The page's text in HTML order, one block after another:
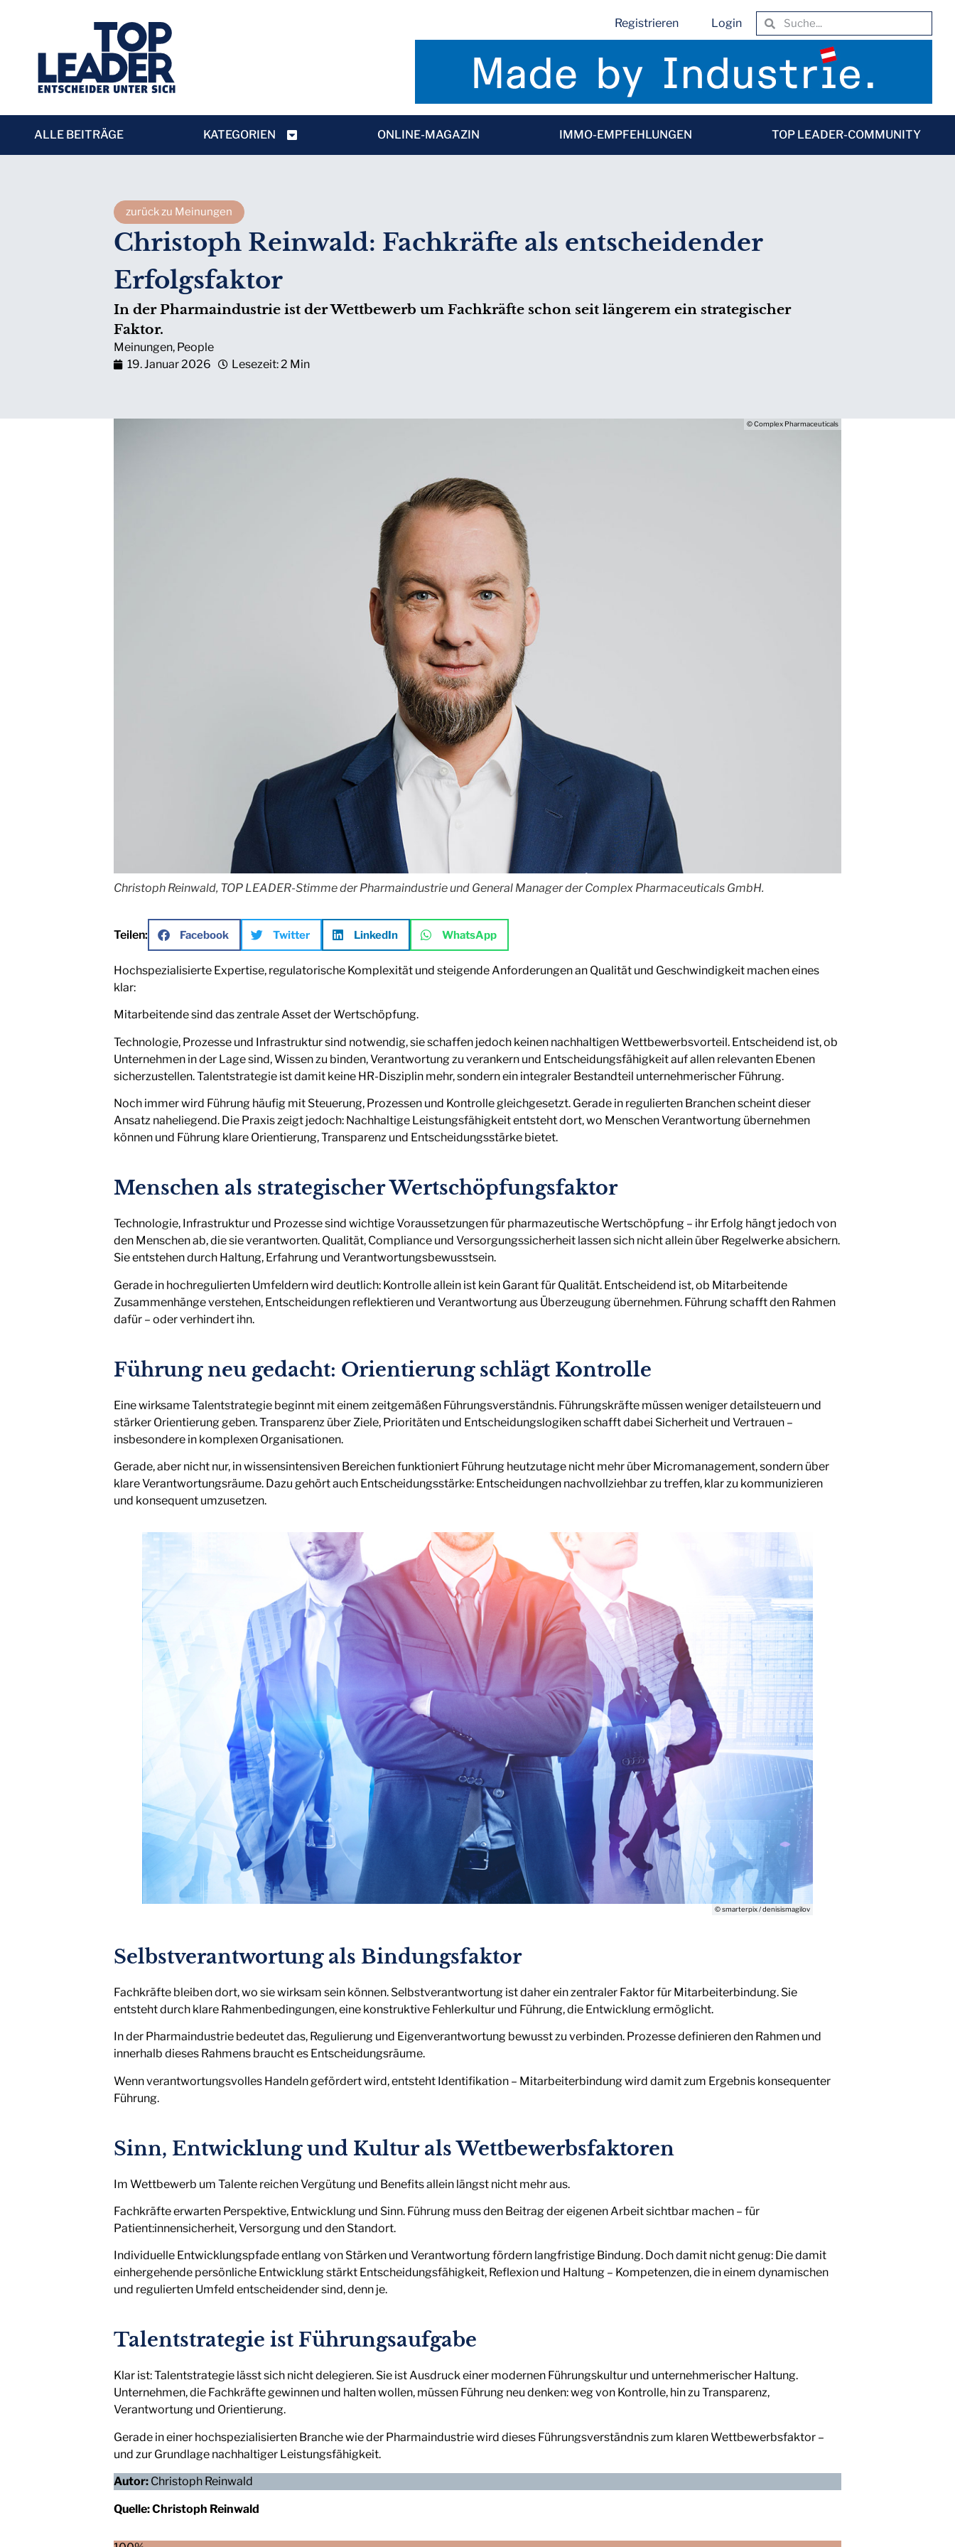
Registrieren Login
ALLE BEITRÄGE KATEGORIEN ONLINE-MAGAZIN IMMO-EMPFEHLUNGEN TOP LEADER-COMMUNITY
zurück zu Meinungen
Christoph Reinwald: Fachkräfte als entscheidender
Erfolgsfaktor
In der Pharmaindustrie ist der Wettbewerb um Fachkräfte schon seit längerem ein strategischer
Faktor.
Meinungen, People
19. Januar 2026
Lesezeit: 2 Min
© Complex Pharmaceuticals
Christoph Reinwald, TOP LEADER-Stimme der Pharmaindustrie und General Manager der Complex Pharmaceuticals GmbH.
Teilen: Facebook Twitter LinkedIn WhatsApp
Hochspezialisierte Expertise, regulatorische Komplexität und steigende Anforderungen an Qualität und Geschwindigkeit machen eines
klar:
Mitarbeitende sind das zentrale Asset der Wertschöpfung.
Technologie, Prozesse und Infrastruktur sind notwendig, sie schaffen jedoch keinen nachhaltigen Wettbewerbsvorteil. Entscheidend ist, ob
Unternehmen in der Lage sind, Wissen zu binden, Verantwortung zu verankern und Entscheidungsfähigkeit auf allen relevanten Ebenen
sicherzustellen. Talentstrategie ist damit keine HR-Disziplin mehr, sondern ein integraler Bestandteil unternehmerischer Führung.
Noch immer wird Führung häufig mit Steuerung, Prozessen und Kontrolle gleichgesetzt. Gerade in regulierten Branchen scheint dieser
Ansatz naheliegend. Die Praxis zeigt jedoch: Nachhaltige Leistungsfähigkeit entsteht dort, wo Menschen Verantwortung übernehmen
können und Führung klare Orientierung, Transparenz und Entscheidungsstärke bietet.
Menschen als strategischer Wertschöpfungsfaktor
Technologie, Infrastruktur und Prozesse sind wichtige Voraussetzungen für pharmazeutische Wertschöpfung – ihr Erfolg hängt jedoch von
den Menschen ab, die sie verantworten. Qualität, Compliance und Versorgungssicherheit lassen sich nicht allein über Regelwerke absichern.
Sie entstehen durch Haltung, Erfahrung und Verantwortungsbewusstsein.
Gerade in hochregulierten Umfeldern wird deutlich: Kontrolle allein ist kein Garant für Qualität. Entscheidend ist, ob Mitarbeitende
Zusammenhänge verstehen, Entscheidungen reflektieren und Verantwortung aus Überzeugung übernehmen. Führung schafft den Rahmen
dafür – oder verhindert ihn.
Führung neu gedacht: Orientierung schlägt Kontrolle
Eine wirksame Talentstrategie beginnt mit einem zeitgemäßen Führungsverständnis. Führungskräfte müssen weniger detailsteuern und
stärker Orientierung geben. Transparenz über Ziele, Prioritäten und Entscheidungslogiken schafft dabei Sicherheit und Vertrauen –
insbesondere in komplexen Organisationen.
Gerade, aber nicht nur, in wissensintensiven Bereichen funktioniert Führung heutzutage nicht mehr über Micromanagement, sondern über
klare Verantwortungsräume. Dazu gehört auch Entscheidungsstärke: Entscheidungen nachvollziehbar zu treffen, klar zu kommunizieren
und konsequent umzusetzen.
© smarterpix / denisismagilov
Selbstverantwortung als Bindungsfaktor
Fachkräfte bleiben dort, wo sie wirksam sein können. Selbstverantwortung ist daher ein zentraler Faktor für Mitarbeiterbindung. Sie
entsteht durch klare Rahmenbedingungen, eine konstruktive Fehlerkultur und Führung, die Entwicklung ermöglicht.
In der Pharmaindustrie bedeutet das, Regulierung und Eigenverantwortung bewusst zu verbinden. Prozesse definieren den Rahmen und
innerhalb dieses Rahmens braucht es Entscheidungsräume.
Wenn verantwortungsvolles Handeln gefördert wird, entsteht Identifikation – Mitarbeiterbindung wird damit zum Ergebnis konsequenter
Führung.
Sinn, Entwicklung und Kultur als Wettbewerbsfaktoren
Im Wettbewerb um Talente reichen Vergütung und Benefits allein längst nicht mehr aus.
Fachkräfte erwarten Perspektive, Entwicklung und Sinn. Führung muss den Beitrag der eigenen Arbeit sichtbar machen – für
Patient:innensicherheit, Versorgung und den Standort.
Individuelle Entwicklungspfade entlang von Stärken und Verantwortung fördern langfristige Bindung. Doch damit nicht genug: Die damit
einhergehende persönliche Entwicklung stärkt Entscheidungsfähigkeit, Reflexion und Haltung – Kompetenzen, die in einem dynamischen
und regulierten Umfeld entscheidender sind, denn je.
Talentstrategie ist Führungsaufgabe
Klar ist: Talentstrategie lässt sich nicht delegieren. Sie ist Ausdruck einer modernen Führungskultur und unternehmerischer Haltung.
Unternehmen, die Fachkräfte gewinnen und halten wollen, müssen Führung neu denken: weg von Kontrolle, hin zu Transparenz,
Verantwortung und Orientierung.
Gerade in einer hochspezialisierten Branche wie der Pharmaindustrie wird dieses Führungsverständnis zum klaren Wettbewerbsfaktor –
und zur Grundlage nachhaltiger Leistungsfähigkeit.
Autor: Christoph Reinwald
Quelle:Christoph Reinwald